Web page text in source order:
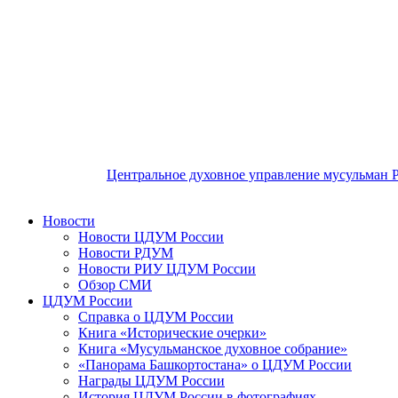
Центральное духовное управление мусульман
Новости
Новости ЦДУМ России
Новости РДУМ
Новости РИУ ЦДУМ России
Обзор СМИ
ЦДУМ России
Справка о ЦДУМ России
Книга «Исторические очерки»
Книга «Мусульманское духовное собрание»
«Панорама Башкортостана» о ЦДУМ России
Награды ЦДУМ России